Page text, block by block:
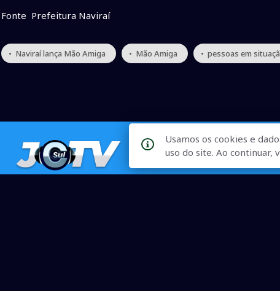
Fonte Prefeitura Naviraí
• Naviraí lança Mão Amiga • Mão Amiga • pessoas em
Usamos os cookies e
uso do site. Ao continuar,